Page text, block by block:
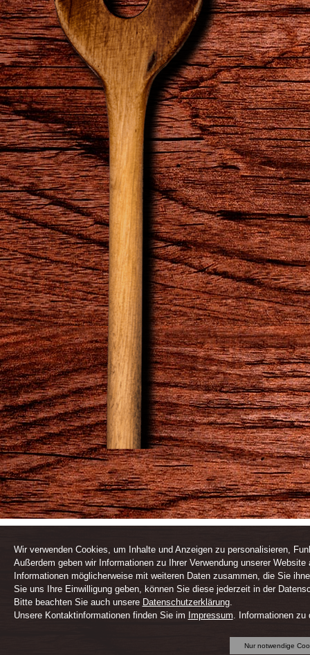
Wir verwenden Cookies, um Inhalte und Anzeigen zu personalisieren,
Außerdem geben wir Informationen zu Ihrer Verwendung unserer
Informationen möglicherweise mit weiteren Daten zusammen, die Sie
Sie uns Ihre Einwilligung geben, können Sie diese jederzeit in der
Bitte beachten Sie auch unsere Datenschutzerklärung.
Unsere Kontaktinformationen finden Sie im Impressum . Informationen
Nur notwendige